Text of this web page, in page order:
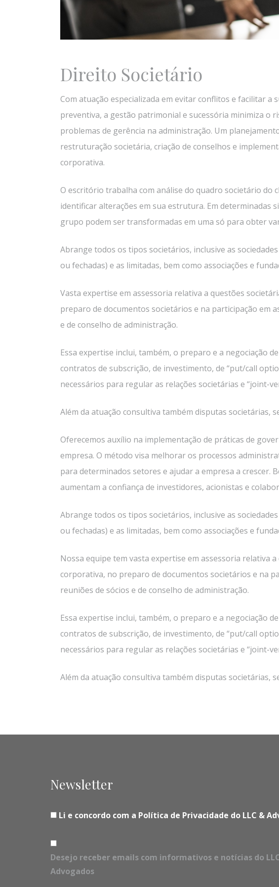
Direito Societário
Com atuação especializada em evitar conflitos e facilitar a
preventiva, a gestão patrimonial e sucessória minimiza o
problemas de gerência na administração. Um
restruturação societária, criação de conselhos e
corporativa.
O escritório trabalha com análise do quadro societário do
identificar alterações em sua estrutura. Em determinadas
grupo podem ser transformadas em uma só para obter
Abrange todos os tipos societários, inclusive as
ou fechadas) e as limitadas, bem como associações e
Vasta expertise em assessoria relativa a questões
preparo de documentos societários e na participação em
e de conselho de administração.
Essa expertise inclui, também, o preparo e a negociação
contratos de subscrição, de investimento, de “put/call
necessários para regular as relações societárias e “joint-
Além da atuação consultiva também disputas societárias,
Oferecemos auxílio na implementação de práticas de
empresa. O método visa melhorar os processos
para determinados setores e ajudar a empresa a crescer.
aumentam a confiança de investidores, acionistas e
Abrange todos os tipos societários, inclusive as
ou fechadas) e as limitadas, bem como associações e
Nossa equipe tem vasta expertise em assessoria relativa
corporativa, no preparo de documentos societários e na
reuniões de sócios e de conselho de administração.
Essa expertise inclui, também, o preparo e a negociação
contratos de subscrição, de investimento, de “put/call
necessários para regular as relações societárias e “joint-
Além da atuação consultiva também disputas societárias,
Newsletter
Li e concordo com a Política de Privacidade do LLC &
Desejo receber emails com informativos e notícias do
Advogados